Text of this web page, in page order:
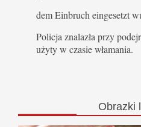
dem Einbruch eingesetzt
Policja znalazła przy
użyty w czasie włamania.
Obrazki